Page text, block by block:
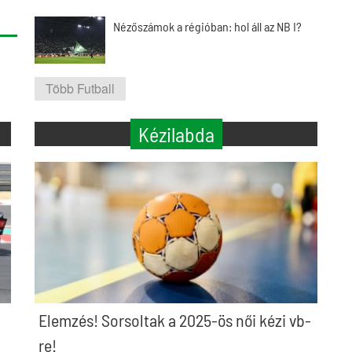
Nézőszámok a régióban: hol áll az NB I?
Több Futball
Kézilabda
Elemzés! Sorsoltak a 2025-ös női kézi vb-
re!